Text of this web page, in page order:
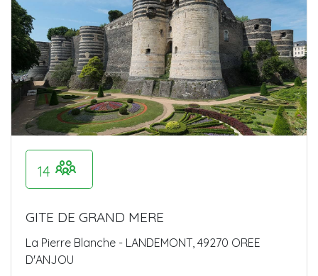
14
GITE DE GRAND MERE
La Pierre Blanche - LANDEMONT, 49270 OREE
D'ANJOU